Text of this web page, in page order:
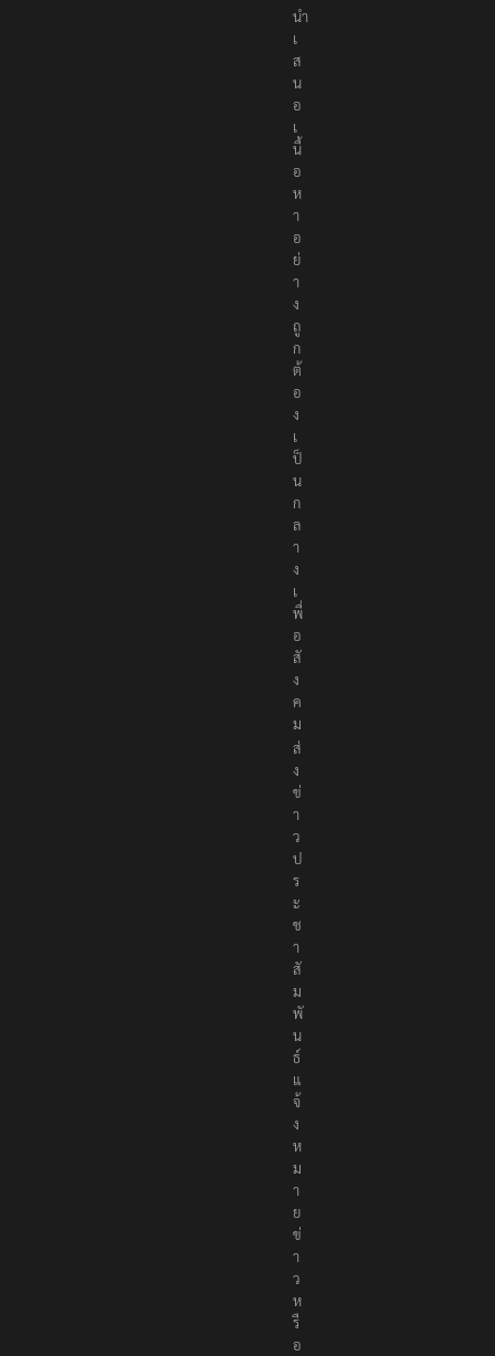
นำ
เ
ส
น
อ
เ
นื้
อ
ห
า
อ
ย่
า
ง
ถู
ก
ต้
อ
ง
เ
ป็
น
ก
ล
า
ง
เ
พื่
อ
สั
ง
ค
ม
ส่
ง
ข่
า
ว
ป
ร
ะ
ช
า
สั
ม
พั
น
ธ์
แ
จ้
ง
ห
ม
า
ย
ข่
า
ว
ห
รื
อ